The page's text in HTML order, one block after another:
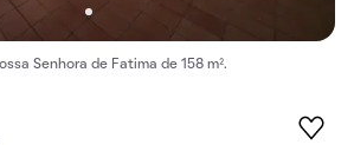
Senhora de Fatima de 158 m².